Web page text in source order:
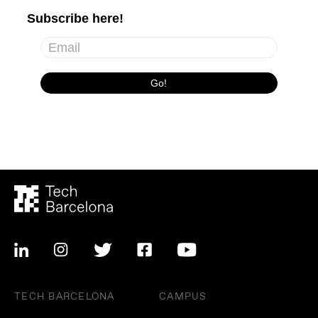
TECH BARCELONA CAMPUS